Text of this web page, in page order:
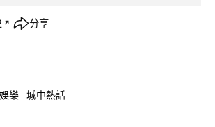
↗ 分享
樂 城中熱話